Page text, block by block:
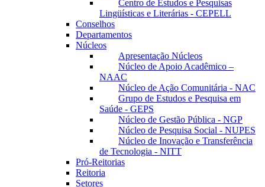
Centro de Estudos e Pesquisas
Lingüísticas e Literárias - CEPELL
Conselhos
Departamentos
Núcleos
Apresentação Núcleos
Núcleo de Apoio Acadêmico –
NAAC
Núcleo de Ação Comunitária - NAC
Grupo de Estudos e Pesquisa em
Saúde - GEPS
Núcleo de Gestão Pública - NGP
Núcleo de Pesquisa Social - NUPES
Núcleo de Inovação e Transferência
de Tecnologia - NITT
Pró-Reitorias
Reitoria
Setores